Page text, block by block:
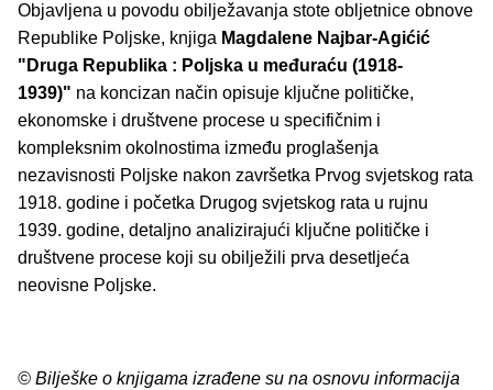
Objavljena u povodu obilježavanja stote obljetnice obnove
Republike Poljske, knjiga Magdalene Najbar-Agićić
"Druga Republika : Poljska u međuraću (1918-
1939)" na koncizan način opisuje ključne političke,
ekonomske i društvene procese u specifičnim i
kompleksnim okolnostima između proglašenja
nezavisnosti Poljske nakon završetka Prvog svjetskog rata
1918. godine i početka Drugog svjetskog rata u rujnu
1939. godine, detaljno analizirajući ključne političke i
društvene procese koji su obilježili prva desetljeća
neovisne Poljske.
© Bilješke o knjigama izrađene su na osnovu informacija